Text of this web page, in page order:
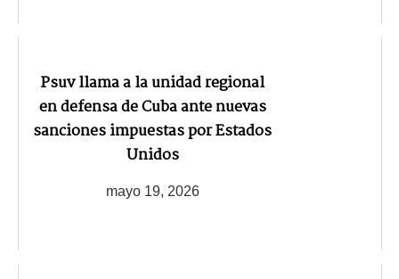
Psuv llama a la unidad regional
en defensa de Cuba ante nuevas
sanciones impuestas por Estados
Unidos
mayo 19, 2026